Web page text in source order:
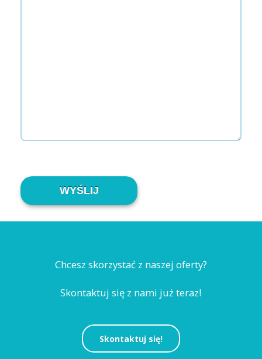
Chcesz skorzystać z naszej oferty?
Skontaktuj się z nami już teraz!
Skontaktuj się!